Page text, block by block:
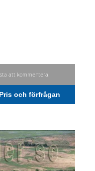
att kommentera.
Pris och förfrågan